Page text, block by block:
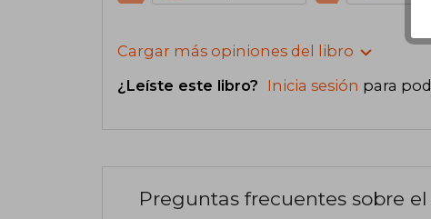
Cargar más opiniones del libro
¿Leíste este libro? Inicia sesión para
Preguntas frecuentes sobre